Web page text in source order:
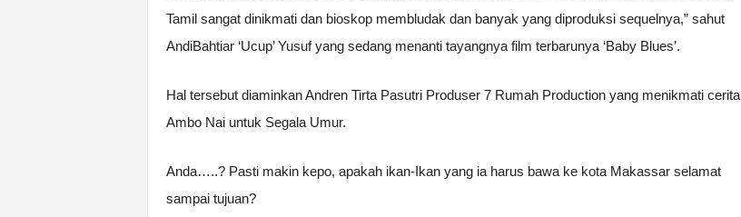
Tamil sangat dinikmati dan bioskop membludak dan banyak yang diproduksi sequelnya,” sahut
AndiBahtiar ‘Ucup’ Yusuf yang sedang menanti tayangnya film terbarunya ‘Baby Blues’.
Hal tersebut diaminkan Andren Tirta Pasutri Produser 7 Rumah Production yang menikmati cerita
Ambo Nai untuk Segala Umur.
Anda…..? Pasti makin kepo, apakah ikan-Ikan yang ia harus bawa ke kota Makassar selamat
sampai tujuan?